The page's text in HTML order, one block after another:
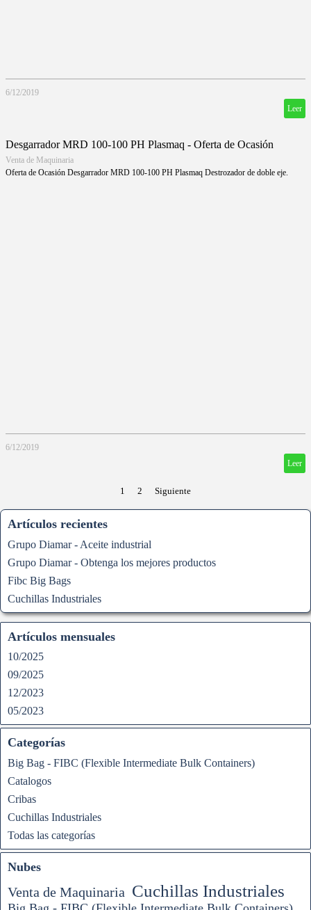
6/12/2019
Leer
Desgarrador MRD 100-100 PH Plasmaq - Oferta de Ocasión
Venta de Maquinaria
Oferta de Ocasión Desgarrador MRD 100-100 PH Plasmaq Destrozador de doble eje.
6/12/2019
Leer
1 2 Siguiente
Artículos recientes
Grupo Diamar - Aceite industrial
Grupo Diamar - Obtenga los mejores productos
Fibc Big Bags
Cuchillas Industriales
Artículos mensuales
10/2025
09/2025
12/2023
05/2023
Categorías
Big Bag - FIBC (Flexible Intermediate Bulk Containers)
Catalogos
Cribas
Cuchillas Industriales
Todas las categorías
Nubes
Venta de Maquinaria Cuchillas Industriales